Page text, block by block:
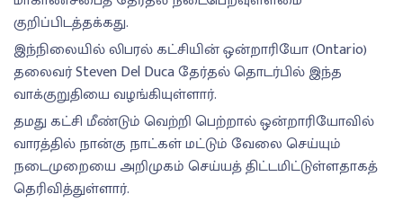
குறிப்பிடத்தக்கது.
இந்நிலையில் லிபரல் கட்சியின் ஒன்றாரியோ (Ontario)
தலைவர் Steven Del Duca தேர்தல் தொடர்பில் இந்த
வாக்குறுதியை வழங்கியுள்ளார்.
தமது கட்சி மீண்டும் வெற்றி பெற்றால் ஒன்றாரியோவில்
வாரத்தில் நான்கு நாட்கள் மட்டும் வேலை செய்யும்
நடைமுறையை அறிமுகம் செய்யத் திட்டமிட்டுள்ளதாகத்
தெரிவித்துள்ளார்.